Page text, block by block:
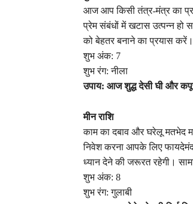
आज आप किसी तंत्र-मंत्र का
प्रेम संबंधों में खटास उत्पन्न हो
को बेहतर बनाने का प्रयास करें।
शुभ अंक: 7
शुभ रंग: नीला
उपाय: आज शुद्ध देसी घी और
मीन राशि
काम का दबाव और घरेलू मतभेद
निवेश करना आपके लिए
ध्यान देने की जरूरत रहेगी।
शुभ अंक: 8
शुभ रंग: गुलाबी